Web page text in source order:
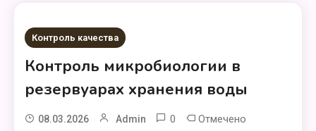
Контроль качества
Контроль микробиологии в
резервуарах хранения воды
08.03.2026 Admin 0 Отмечено